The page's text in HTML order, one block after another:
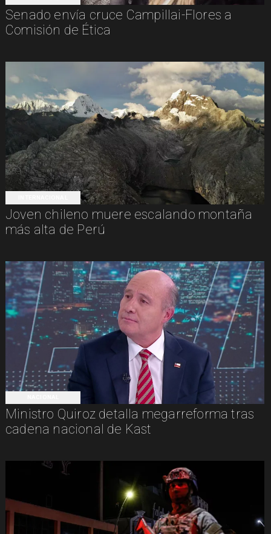
Senado envía cruce Campillai-Flores a
Comisión de Ética
Joven chileno muere escalando montaña
más alta de Perú
Ministro Quiroz detalla megarreforma tras
cadena nacional de Kast